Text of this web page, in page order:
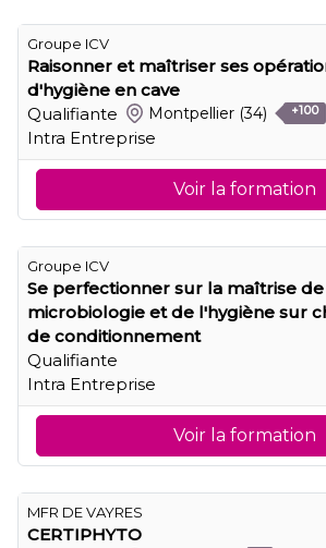
Groupe ICV
Raisonner et maîtriser ses
d'hygiène en cave
Qualifiante
Montpellier (34) +100
Intra Entreprise
Voir la formation
Groupe ICV
Se perfectionner sur la maîtrise
microbiologie et de l'hygiène sur
de conditionnement
Qualifiante
Intra Entreprise
Voir la formation
MFR DE VAYRES
CERTIPHYTO